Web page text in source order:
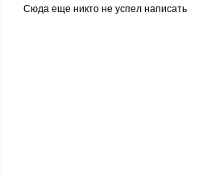
Сюда еще никто не успел написать